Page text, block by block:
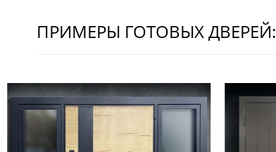
ПРИМЕРЫ ГОТОВЫХ ДВЕРЕЙ: